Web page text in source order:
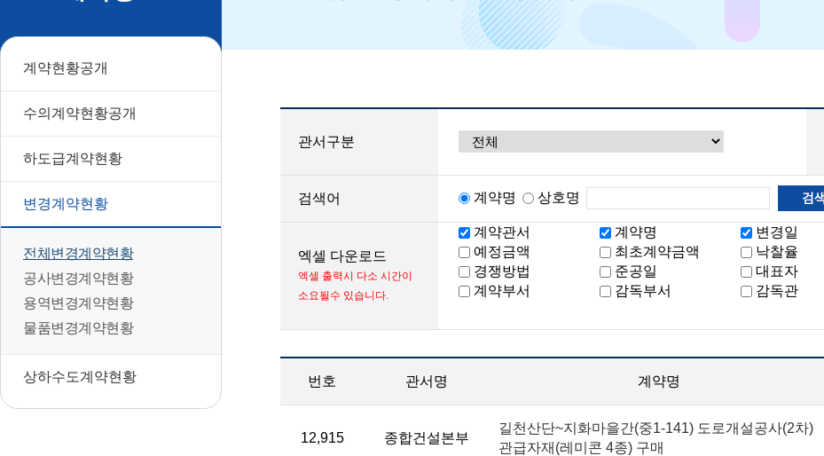
계약현황공개
수의계약현황공개
하도급계약현황
변경계약현황
전체변경계약현황
공사변경계약현황
용역변경계약현황
물품변경계약현황
상하수도계약현황
관서구분
검색어 계약명 상호명
엑셀 다운로드
엑셀 출력시 다소 시간이
소요될수 있습니다.
계약관서 계약명 변경일
예정금액
최초계약금액 낙찰율
경쟁방법
준공일 대표자
계약부서
감독부서
감독관
번호 관서명 계약명
12,915 종합건설본부
길천산단~지화마을간(중1-141) 도로개설공사(2차)
관급자재(레미콘 4종) 구매